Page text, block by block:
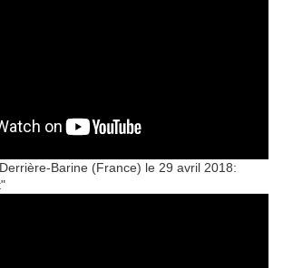
Barine (France) le 29 avril 2018: